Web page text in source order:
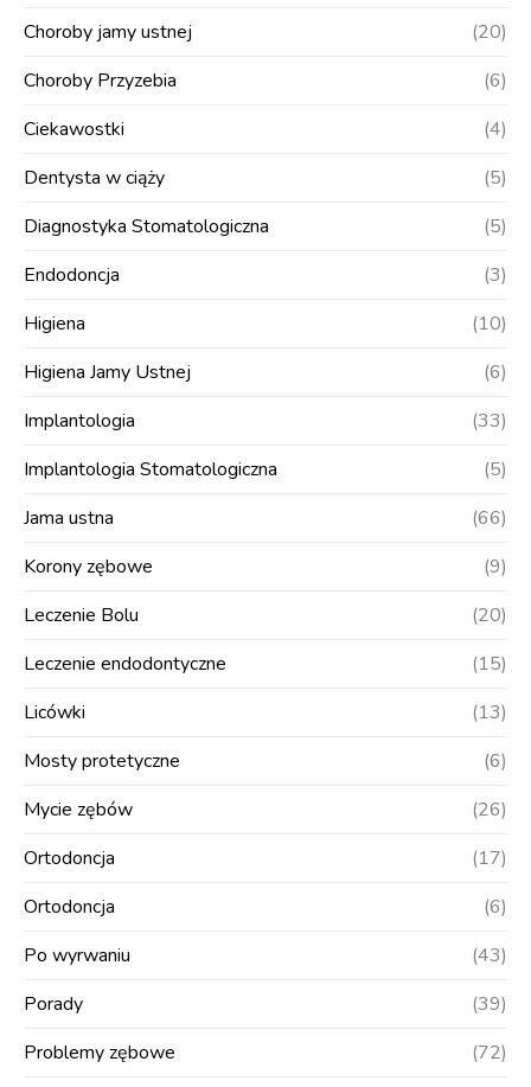
Choroby jamy ustnej
(20)
Choroby Przyzebia
(6)
Ciekawostki
(4)
Dentysta w ciąży
(5)
Diagnostyka Stomatologiczna
(5)
Endodoncja
(3)
Higiena
(10)
Higiena Jamy Ustnej
(6)
Implantologia
(33)
Implantologia Stomatologiczna
(5)
Jama ustna
(66)
Korony zębowe
(9)
Leczenie Bolu
(20)
Leczenie endodontyczne
(15)
Licówki
(13)
Mosty protetyczne
(6)
Mycie zębów
(26)
Ortodoncja
(17)
Ortodoncja
(6)
Po wyrwaniu
(43)
Porady
(39)
Problemy zębowe
(72)